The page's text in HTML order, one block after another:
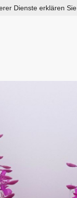
Dienste erklären